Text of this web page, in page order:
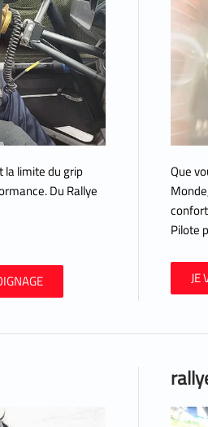
la limite du grip
Du Rallye
Que
Pilote
JE